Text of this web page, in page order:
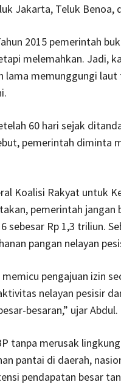
Jakarta, Teluk Benoa,
2015 pemerintah
melemahkan. Jadi,
lama memunggungi
60 hari sejak
pemerintah diminta
Koalisi Rakyat untuk
pemerintah jangan
sebesar Rp 1,3 triliun.
pangan nelayan
pengajuan izin
nelayan pesisir
besaran,” ujar Abdul.
tanpa merusak
pantai di daerah,
pendapatan besar